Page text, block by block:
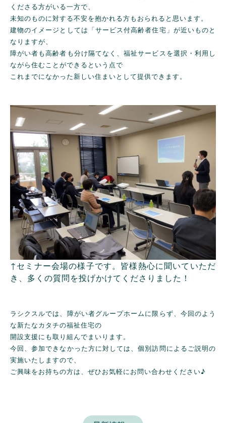
くださる方がいる一方で、
未知のものに対する不安を抱かれる方もおられると思います。
建物のイメージとしては「サービス付高齢者住宅」が近いものと
なりますが、
障がい者も高齢者も分け隔てなく、福祉サービスを選択・利用し
ながら住むことができるという点で
これまでになかった新しい住まいとして提供できます。
↑セミナー会場の様子です。皆様熱心に聞いていただ
き、多くの質問を投げかけてくださりました！
ラシクスルでは、障がい者グループホームに限らず、今回のよう
な新たなカタチの福祉住宅の
開設支援にも取り組んでまいります。
今回、参加できなかった方に対しては、個別訪問によるご説明の
実施いたしますので、
ご興味をお持ちの方は、ぜひお気軽にお問い合わせください♪